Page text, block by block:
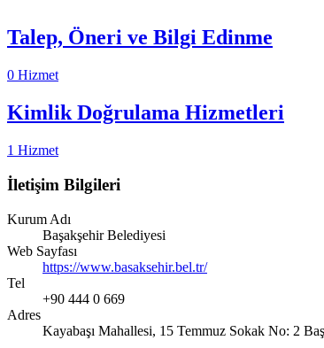
Talep, Öneri ve Bilgi Edinme
0 Hizmet
Kimlik Doğrulama Hizmetleri
1 Hizmet
İletişim Bilgileri
Kurum Adı
Başakşehir Belediyesi
Web Sayfası
https://www.basaksehir.bel.tr/
Tel
+90 444 0 669
Adres
Kayabaşı Mahallesi, 15 Temmuz Sokak No: 2